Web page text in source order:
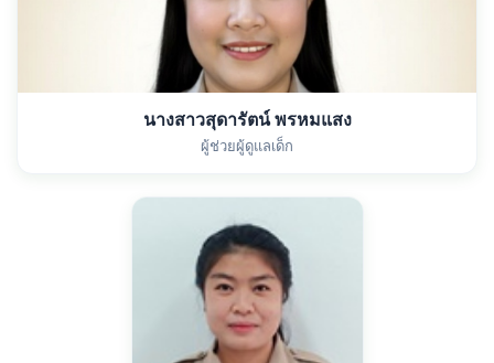
นางสาวสุดารัตน์ พรหมแสง
ผู้ช่วยผู้ดูแลเด็ก